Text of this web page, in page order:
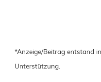
*Anzeige/Beitrag entstand
Unterstützung.